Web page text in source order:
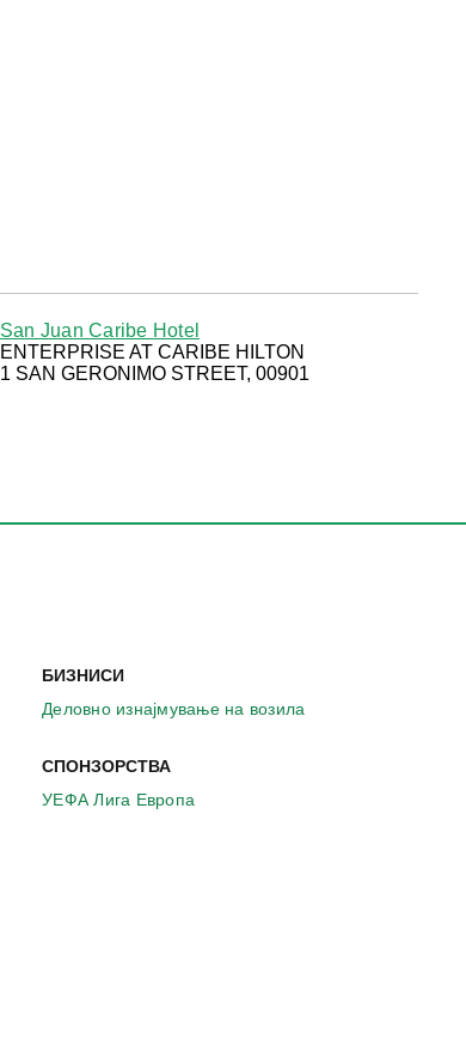
San Juan Caribe Hotel
ENTERPRISE AT CARIBE HILTON
1 SAN GERONIMO STREET, 00901
БИЗНИСИ
Деловно изнајмување на возила
СПОНЗОРСТВА
УЕФА Лига Европа